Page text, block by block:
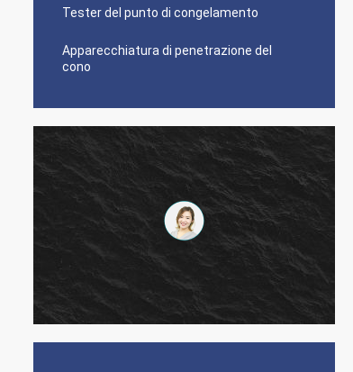
Tester del punto di congelamento
Apparecchiatura di penetrazione del
cono